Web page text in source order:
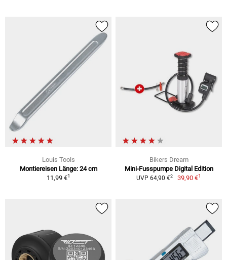
Louis Tools
Montiereisen Länge: 24 cm
11,99 €1
Bikers Dream
Mini-Fusspumpe Digital Edition
UVP 64,90 €2 39,90 €1